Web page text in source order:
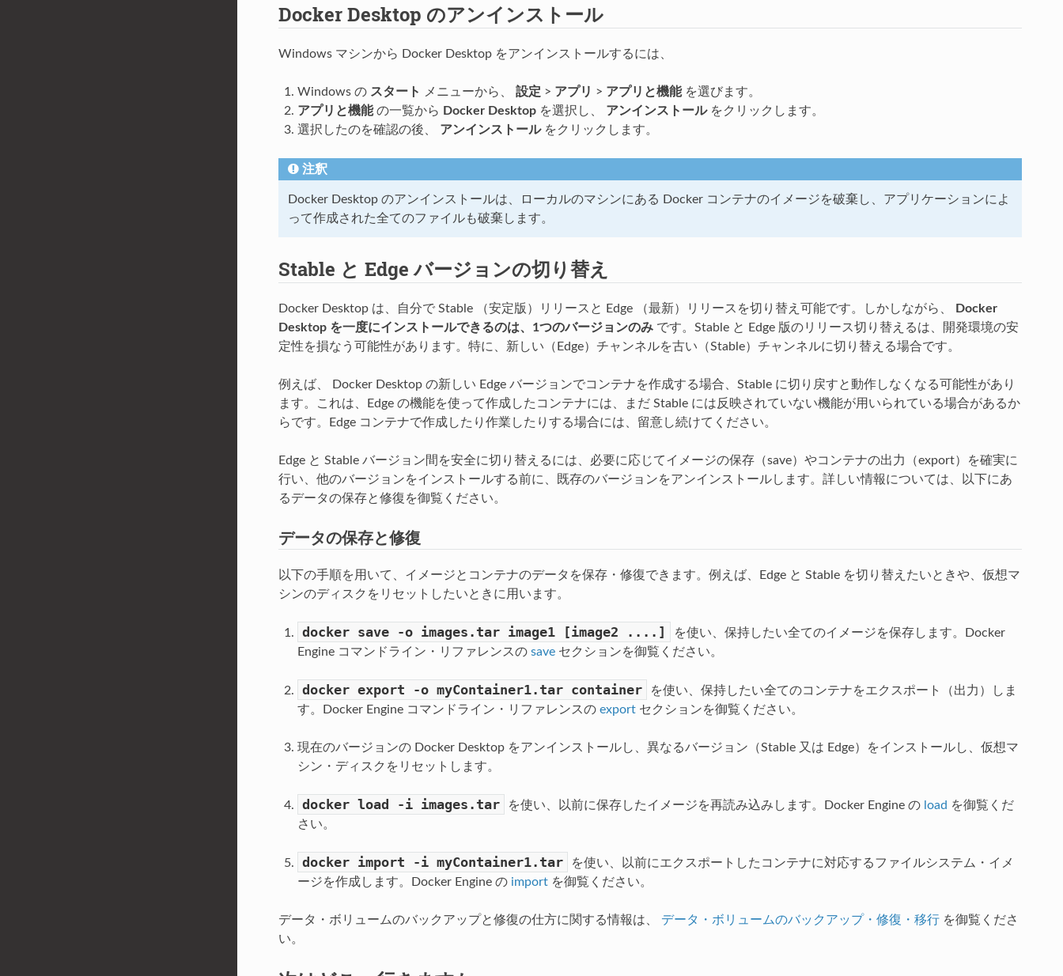
Docker Desktop のアンインストール
Windows マシンから Docker Desktop をアンインストールするには、
Windows の スタート メニューから、 設定 > アプリ > アプリと機能を選びます。
アプリと機能の一覧から Docker Desktopを選択し、 アンインストールをクリックします。
選択したのを確認の後、 アンインストールをクリックします。
注釈
Docker Desktop のアンインストールは、ローカルのマシンにある Docker コンテナのイメージを破棄し、アプリケーションによ
って作成された全てのファイルも破棄します。
Stable と Edge バージョンの切り替え
Docker Desktop は、自分で Stable （安定版）リリースと Edge （最新）リリースを切り替え可能です。しかしながら、
Docker
Desktop を一度にインストールできるのは、1つのバージョンのみです。Stable と Edge 版のリリース切り替えるは、開発環境の安
定性を損なう可能性があります。特に、新しい（Edge）チャンネルを古い（Stable）チャンネルに切り替える場合です。
例えば、 Docker Desktop の新しい Edge バージョンでコンテナを作成する場合、Stable に切り戻すと動作しなくなる可能性があり
ます。これは、Edge の機能を使って作成したコンテナには、まだ Stable には反映されていない機能が用いられている場合があるか
らです。Edge コンテナで作成したり作業したりする場合には、留意し続けてください。
Edge と Stable バージョン間を安全に切り替えるには、必要に応じてイメージの保存（save）やコンテナの出力（export）を確実に
行い、他のバージョンをインストールする前に、既存のバージョンをアンインストールします。詳しい情報については、以下にあ
るデータの保存と修復を御覧ください。
データの保存と修復
以下の手順を用いて、イメージとコンテナのデータを保存・修復できます。例えば、Edge と Stable を切り替えたいときや、仮想マ
シンのディスクをリセットしたいときに用います。
docker save -o images.tar image1 [image2 ....]
を使い、保持したい全てのイメージを保存します。Docker
Engine コマンドライン・リファレンスの saveセクションを御覧ください。
docker export -o myContainer1.tar container
を使い、保持したい全てのコンテナをエクスポート（出力）しま
す。Docker Engine コマンドライン・リファレンスの exportセクションを御覧ください。
現在のバージョンの Docker Desktop をアンインストールし、異なるバージョン（Stable 又は Edge）をインストールし、仮想マ
シン・ディスクをリセットします。
docker load -i images.tar を使い、以前に保存したイメージを再読み込みします。Docker Engine の load を御覧くだ
さい。
docker import -i myContainer1.tar
を使い、以前にエクスポートしたコンテナに対応するファイルシステム・イメ
ージを作成します。Docker Engine の importを御覧ください。
データ・ボリュームのバックアップと修復の仕方に関する情報は、 データ・ボリュームのバックアップ・修復・移行を御覧くださ
い。